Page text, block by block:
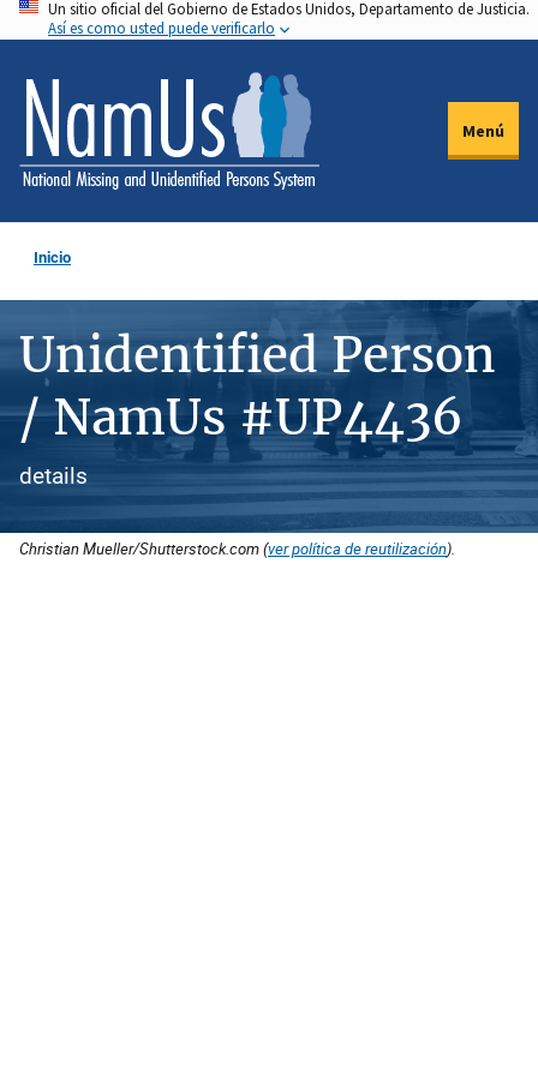
Pasar
al
contenido
principal
Un sitio oficial del Gobierno de Estados Unidos, Departamento de Justicia.
Así es como usted puede verificarlo
Menú
Inicio
Unidentified Person
/ NamUs #UP4436
details
Christian Mueller/Shutterstock.com (ver política de reutilización).